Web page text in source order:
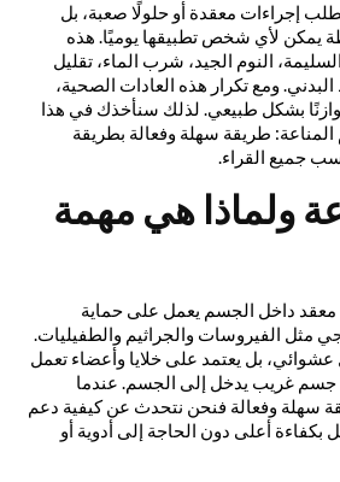
إجراءات معقدة أو حلولًا صعبة، بل
يمكن لأي شخص تطبيقها يوميًا. هذه
النوم الجيد، شرب الماء، تقليل
ومع تكرار هذه العادات الصحية،
بشكل طبيعي. لذلك سنأخذك في هذا
طريقة سهلة وفعالة بطريقة
جميع القراء.
ولماذا هي مهمة
داخل الجسم يعمل على حماية
مثل الفيروسات والجراثيم والطفيليات.
عشوائي، بل يعتمد على خلايا وأعضاء تعمل
جسم غريب يدخل إلى الجسم. عندما
سهلة وفعالة فنحن نتحدث عن كيفية دعم
بكفاءة أعلى دون الحاجة إلى أدوية أو